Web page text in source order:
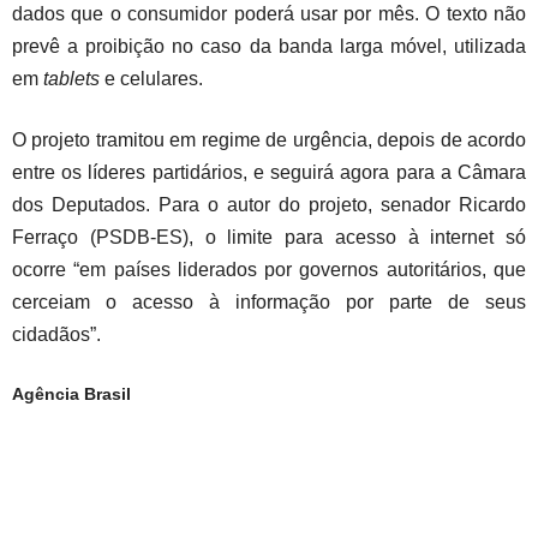
dados que o consumidor poderá usar por mês. O texto não
prevê a proibição no caso da banda larga móvel, utilizada
em tablets e celulares.
O projeto tramitou em regime de urgência, depois de acordo
entre os líderes partidários, e seguirá agora para a Câmara
dos Deputados. Para o autor do projeto, senador Ricardo
Ferraço (PSDB-ES), o limite para acesso à internet só
ocorre “em países liderados por governos autoritários, que
cerceiam o acesso à informação por parte de seus
cidadãos”.
Agência Brasil